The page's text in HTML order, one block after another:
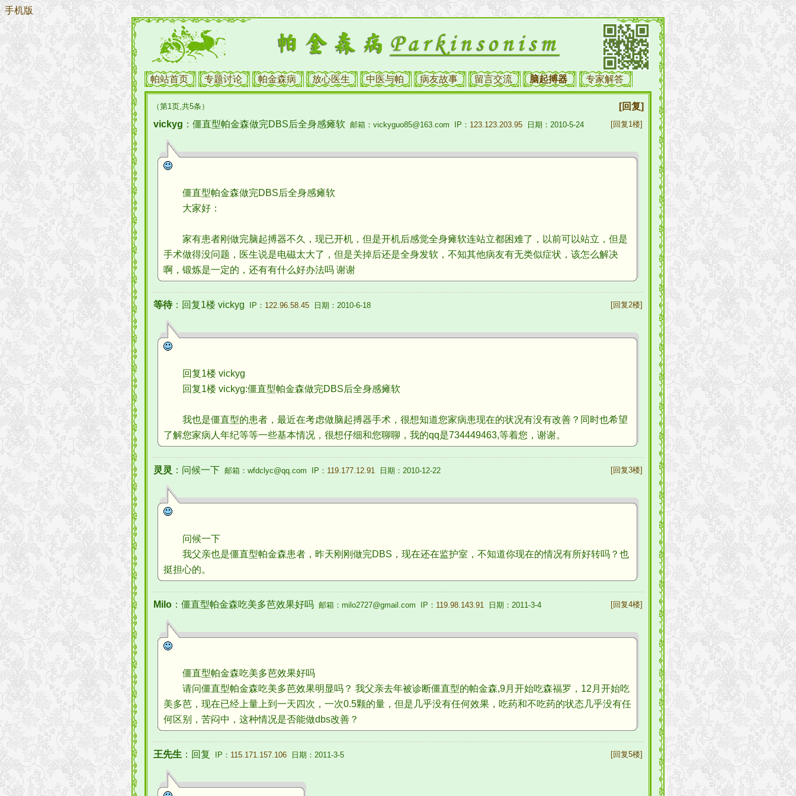
手机版
帕站首页 专题讨论 帕金森病 放心医生 中医与帕 病友故事 留言交流 脑起搏器 专家解答
（第1页,共5条）
[回复]
vickyg ：僵直型帕金森做完DBS后全身感瘫软 邮箱：vickyguo85@163.com IP： 123.123.203.95 日期：2010-5-24 [回复1楼]
僵直型帕金森做完DBS后全身感瘫软
大家好：
家有患者刚做完脑起搏器不久，现已开机，但是开机后感觉全身瘫软连站立都困难了，以前可以站立，但是
手术做得没问题，医生说是电磁太大了，但是关掉后还是全身发软，不知其他病友有无类似症状，该怎么解决
啊，锻炼是一定的，还有有什么好办法吗 谢谢
等待：回复1楼 vickyg IP： 122.96.58.45 日期：2010-6-18 [回复2楼]
回复1楼 vickyg
回复1楼 vickyg:僵直型帕金森做完DBS后全身感瘫软
我也是僵直型的患者，最近在考虑做脑起搏器手术，很想知道您家病患现在的状况有没有改善？同时也希望
了解您家病人年纪等等一些基本情况，很想仔细和您聊聊，我的qq是734449463,等着您，谢谢。
灵灵 ：问候一下 邮箱：wfdclyc@qq.com IP： 119.177.12.91 日期：2010-12-22 [回复3楼]
问候一下
我父亲也是僵直型帕金森患者，昨天刚刚做完DBS，现在还在监护室，不知道你现在的情况有所好转吗？也
挺担心的。
Milo ：僵直型帕金森吃美多芭效果好吗 邮箱：milo2727@gmail.com IP： 119.98.143.91 日期：2011-3-4 [回复4楼]
僵直型帕金森吃美多芭效果好吗
请问僵直型帕金森吃美多芭效果明显吗？ 我父亲去年被诊断僵直型的帕金森,9月开始吃森福罗，12月开始吃
美多芭，现在已经上量上到一天四次，一次0.5颗的量，但是几乎没有任何效果，吃药和不吃药的状态几乎没有任
何区别，苦闷中，这种情况是否能做dbs改善？
王先生 ：回复 IP： 115.171.157.106 日期：2011-3-5 [回复5楼]